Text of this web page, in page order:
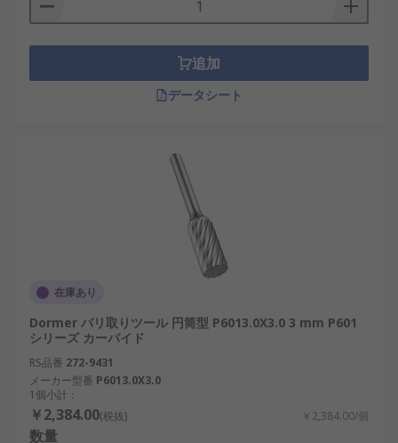
追加
データシート
在庫あり
Dormer バリ取りツール 円筒型 P6013.0X3.0 3 mm P601
シリーズ カーバイド
RS品番 272-9431
メーカー型番 P6013.0X3.0
1個小計：
￥2,384.00(税抜) ￥2,384.00/個
数量